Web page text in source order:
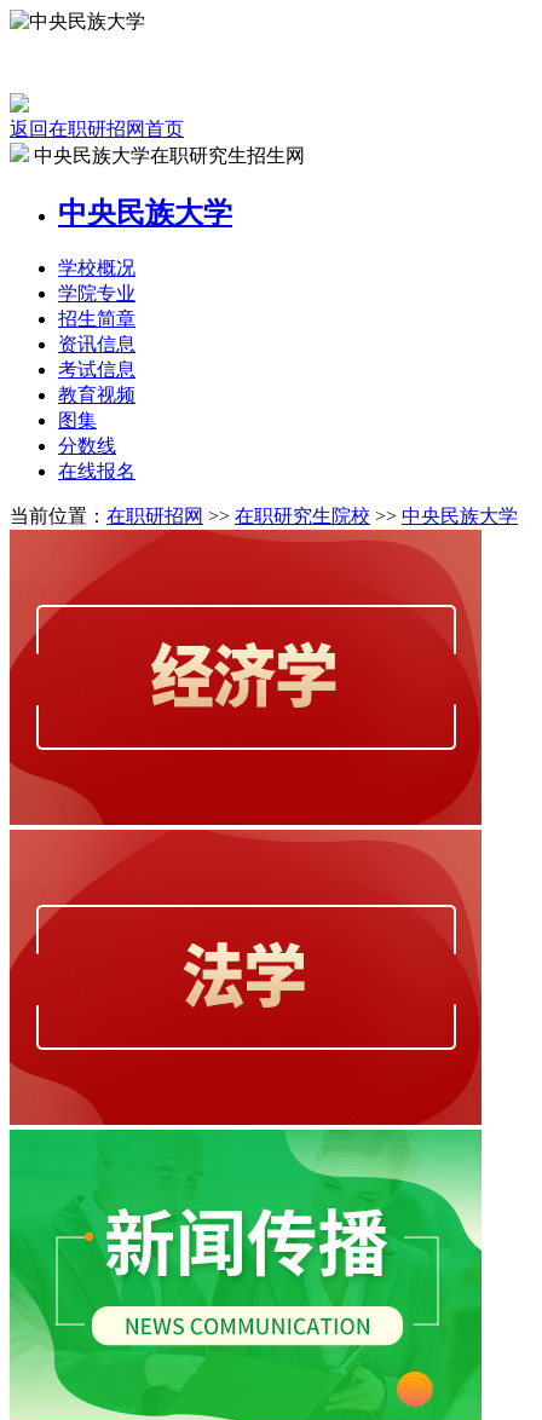
返回在职研招网首页
中央民族大学在职研究生招生网
中央民族大学
学校概况
学院专业
招生简章
资讯信息
考试信息
教育视频
图集
分数线
在线报名
当前位置： 在职研招网 >> 在职研究生院校 >> 中央民族大学